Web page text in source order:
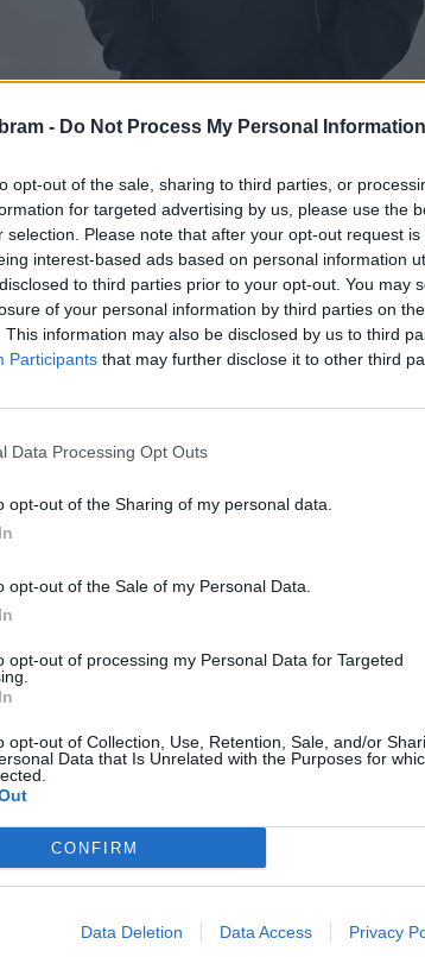
- Do Not Process My Personal Information
opt-out of the sale, sharing to third parties, or
for targeted advertising by us, please use the
selection. Please note that after your opt-out request
interest-based ads based on personal information
to third parties prior to your opt-out. You may
of your personal information by third parties on
This information may also be disclosed by us to third
Participants that may further disclose it to other third
Data Processing Opt Outs
opt-out of the Sharing of my personal data.
opt-out of the Sale of my Personal Data.
opt-out of processing my Personal Data for Targeted
opt-out of Collection, Use, Retention, Sale, and/or
Data that Is Unrelated with the Purposes for
CONFIRM
Data Deletion Data Access Privacy
trvala rok a tyto prostory již plně vyhovují
umístění nového depa, ale i kvůli
podaří udržet příčku leadera a zároveň zvýšit
této lokalitě,“řekl oblastní provozní ředitel PPL CZ
odbavených balíků denně na hodnotě 3 000
„Nové depo poskytne moderní a po všech
růst v této lokalitě. Naši síť plánujeme do
trhu e-commerce se pohybuje mílovými kroky
ty nejlepší služby,“
a ten samý den byl zahájen i ostrý provoz.
PPL. Slavnostního proslovu se chopil generální
ani tematický dort.